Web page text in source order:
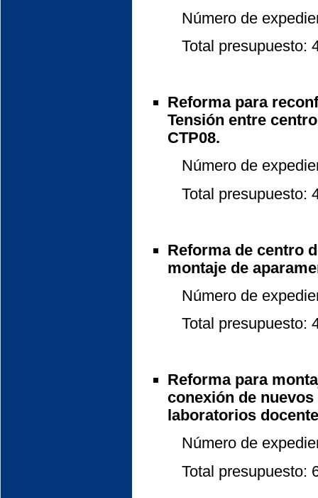
Número de
Total presupuesto:
Reforma para
Tensión entre
CTP08.
Número de
Total presupuesto:
Reforma de centro
montaje de
Número de
Total presupuesto:
Reforma para
conexión de
laboratorios
Número de
Total presupuesto: